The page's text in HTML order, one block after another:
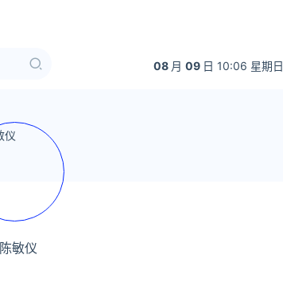
08 月 09 日 10:06 星期日
陈敏仪